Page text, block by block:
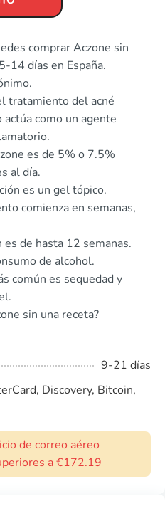
comprar Aczone sin
14 días en España.
tratamiento del acné
como un agente
es de 5% o 7.5%
al día.
es un gel tópico.
comienza en semanas,
es de hasta 12 semanas.
de alcohol.
común es sequedad y
sin una receta?
9-21 días
Discovery, Bitcoin,
de correo aéreo
a €172.19